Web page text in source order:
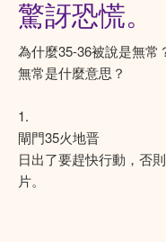
驚訝恐慌。
為什麼35-36被說是無常
無常是什麼意思？
1.
閘門35火地晋
日出了要趕快行動，否
片。